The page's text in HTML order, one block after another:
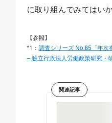
に取り組んでみてはい
【参照】
*1：調査シリーズ No.85「年次
– 独立行政法人労働政策研究・
関連記事